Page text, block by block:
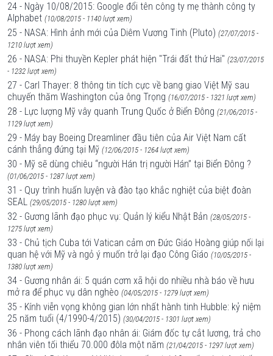
24 - Ngày 10/08/2015: Google đổi tên công ty mẹ thành công ty
Alphabet (10/08/2015 - 1140 lượt xem)
25 - NASA: Hình ảnh mới của Diêm Vương Tinh (Pluto) (27/07/2015 -
1210 lượt xem)
26 - NASA: Phi thuyền Kepler phát hiện "Trái đất thứ Hai" (23/07/2015
- 1232 lượt xem)
27 - Carl Thayer: 8 thông tin tích cực về bang giao Việt Mỹ sau
chuyến thăm Washington của ông Trọng (16/07/2015 - 1321 lượt xem)
28 - Lực lượng Mỹ vây quanh Trung Quốc ở Biển Đông (21/06/2015 -
1129 lượt xem)
29 - Máy bay Boeing Dreamliner đầu tiên của Air Việt Nam cất
cánh thẳng đứng tại Mỹ (12/06/2015 - 1264 lượt xem)
30 - Mỹ sẽ dùng chiêu “người Hán trị người Hán” tại Biển Đông ?
(01/06/2015 - 1287 lượt xem)
31 - Quy trình huấn luyện và đào tạo khắc nghiệt của biệt đoàn
SEAL (29/05/2015 - 1280 lượt xem)
32 - Gương lãnh đạo phục vụ: Quản lý kiểu Nhật Bản (28/05/2015 -
1275 lượt xem)
33 - Chủ tịch Cuba tới Vatican cảm ơn Đức Giáo Hoàng giúp nối lại
quan hệ với Mỹ và ngỏ ý muốn trở lại đạo Công Giáo (10/05/2015 -
1380 lượt xem)
34 - Gương nhân ái: 5 quán cơm xã hội do nhiều nhà báo về hưu
mở ra để phục vụ dân nghèo (04/05/2015 - 1279 lượt xem)
35 - Kính viễn vọng không gian lớn nhất hành tinh Hubble: kỷ niệm
25 năm tuổi (4/1990-4/2015) (30/04/2015 - 1301 lượt xem)
36 - Phong cách lãnh đạo nhân ái: Giám đốc tự cắt lương, trả cho
nhân viên tối thiểu 70.000 đôla một năm (21/04/2015 - 1297 lượt xem)